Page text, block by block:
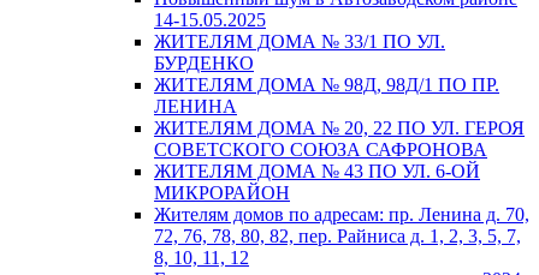
14-15.05.2025
ЖИТЕЛЯМ ДОМА № 33/1 ПО УЛ.
БУРДЕНКО
ЖИТЕЛЯМ ДОМА № 98Д, 98Д/1 ПО ПР.
ЛЕНИНА
ЖИТЕЛЯМ ДОМА № 20, 22 ПО УЛ. ГЕРОЯ
СОВЕТСКОГО СОЮЗА САФРОНОВА
ЖИТЕЛЯМ ДОМА № 43 ПО УЛ. 6-ОЙ
МИКРОРАЙОН
Жителям домов по адресам: пр. Ленина д. 70,
72, 76, 78, 80, 82, пер. Райниса д. 1, 2, 3, 5, 7,
8, 10, 11, 12